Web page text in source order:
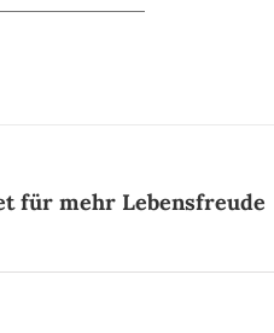
für mehr Lebensfreude